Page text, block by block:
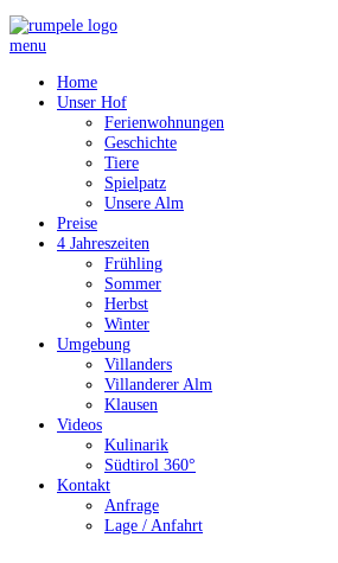
menu
Home
Unser Hof
Ferienwohnungen
Geschichte
Tiere
Spielpatz
Unsere Alm
Preise
4 Jahreszeiten
Frühling
Sommer
Herbst
Winter
Umgebung
Villanders
Villanderer Alm
Klausen
Videos
Kulinarik
Südtirol 360°
Kontakt
Anfrage
Lage / Anfahrt